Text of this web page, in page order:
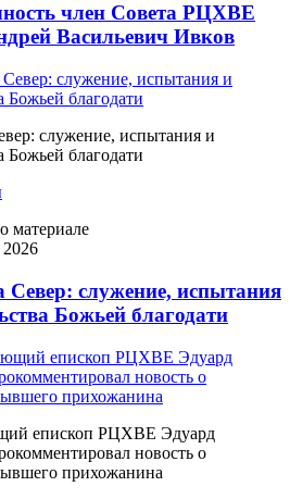
член Совета РЦХВЕ
Васильевич Ивков
служение, испытания и
Божьей благодати
материале
Север: служение, испытания
Божьей благодати
епископ РЦХВЕ Эдуард
новость о
прихожанина